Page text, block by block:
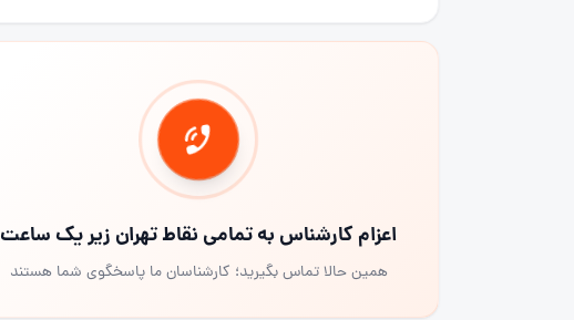
اعزام کارشناس به تمامی نقاط تهران زیر یک ساعت
همین حالا تماس بگیرید؛ کارشناسان ما پاسخگوی شما هستند